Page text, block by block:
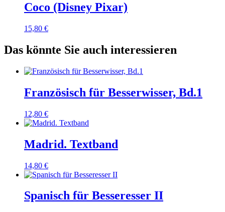
Coco (Disney Pixar)
15,80 €
Das könnte Sie auch interessieren
Französisch für Besserwisser, Bd.1
12,80 €
Madrid. Textband
14,80 €
Spanisch für Besseresser II